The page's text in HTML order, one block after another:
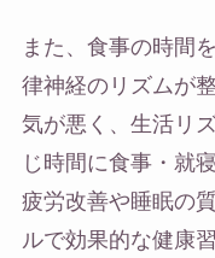
また、食事の時間
律神経のリズムが
気が悪く、生活リ
じ時間に食事・就
疲労改善や睡眠の
ルで効果的な健康